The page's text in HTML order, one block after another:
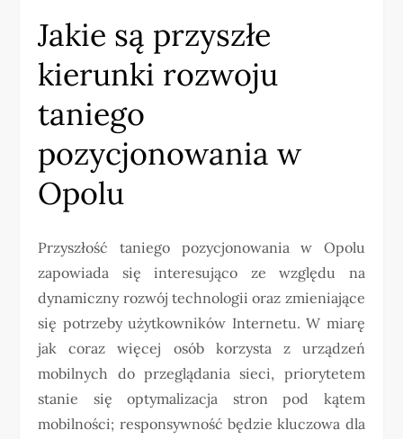
Jakie są przyszłe
kierunki rozwoju
taniego
pozycjonowania w
Opolu
Przyszłość taniego pozycjonowania w Opolu
zapowiada się interesująco ze względu na
dynamiczny rozwój technologii oraz zmieniające
się potrzeby użytkowników Internetu. W miarę
jak coraz więcej osób korzysta z urządzeń
mobilnych do przeglądania sieci, priorytetem
stanie się optymalizacja stron pod kątem
mobilności; responsywność będzie kluczowa dla